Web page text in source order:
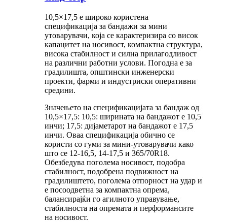
10,5×17,5 е широко користена
спецификација за бандажи за мини
утоварувачи, која се карактеризира со висок
капацитет на носивост, компактна структура,
висока стабилност и силна прилагодливост
на различни работни услови. Погодна е за
градилишта, општински инженерски
проекти, фарми и индустриски оперативни
средини.
Значењето на спецификацијата за бандаж од
10,5×17,5: 10,5: ширината на бандажот е 10,5
инчи; 17,5: дијаметарот на бандажот е 17,5
инчи. Оваа спецификација обично се
користи со гуми за мини-утоварувачи како
што се 12-16,5, 14-17,5 и 365/70R18.
Обезбедува поголема носивост, подобра
стабилност, подобрена подвижност на
градилиштето, поголема отпорност на удар и
е посоодветна за компактна опрема,
балансирајќи го агилното управување,
стабилноста на опремата и перформансите
на носивост.